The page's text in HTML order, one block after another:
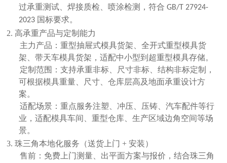
过承重测试、焊接质检、喷涂检测，符合GB/T 27924-
2023 国标要求。
2. 高承重产品与定制能力
主力产品：重型抽屉式模具货架、全开式重型模具货
架、带天车模具货架，适配中小型到超重型模具存储。
定制范围：支持承重非标、尺寸非标、结构非标定制，
可根据模具重量、尺寸、仓库层高及地面承重设计方
案。
适配场景：重点服务注塑、冲压、压铸、汽车配件等行
业，适配模具车间、重型仓库、生产区域边角空间等场
景。
3. 珠三角本地化服务（送货上门 + 安装）
售前：免费上门测量、出平面方案与报价，结合珠三角